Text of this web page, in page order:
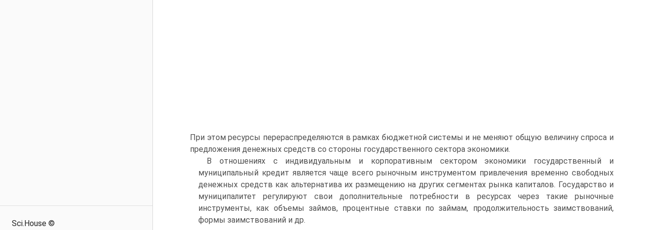
Sci.House ©
При этом ресурсы перераспределяются в рамках бюджет­ной системы и не меняют общую величину спроса и
предложения денежных средств со стороны государственного сектора экономики.
В отношениях с индивидуальным и корпоративным сектором экономики государственный и
муниципальный кредит является чаще всего рыночным инструментом привлечения временно сво­бодных
денежных средств как альтернатива их размещению на дру­гих сегментах рынка капиталов. Государство и
муниципалитет регу­лируют свои дополнительные потребности в ресурсах через такие рыночные
инструменты, как объемы займов, процентные ставки по займам, продолжительность заимствований,
формы заимствований и др.